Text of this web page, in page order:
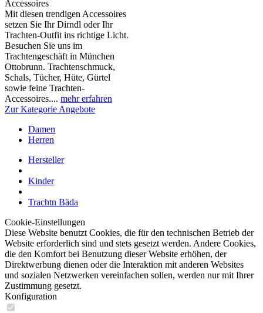
Accessoires
Mit diesen trendigen Accessoires
setzen Sie Ihr Dirndl oder Ihr
Trachten-Outfit ins richtige Licht.
Besuchen Sie uns im
Trachtengeschäft in München
Ottobrunn. Trachtenschmuck,
Schals, Tücher, Hüte, Gürtel
sowie feine Trachten-
Accessoires.... mehr erfahren
Zur Kategorie Angebote
Damen
Herren
Hersteller
Kinder
Trachtn Bäda
Cookie-Einstellungen
Diese Website benutzt Cookies, die für den technischen Betrieb der
Website erforderlich sind und stets gesetzt werden. Andere Cookies,
die den Komfort bei Benutzung dieser Website erhöhen, der
Direktwerbung dienen oder die Interaktion mit anderen Websites
und sozialen Netzwerken vereinfachen sollen, werden nur mit Ihrer
Zustimmung gesetzt.
Konfiguration